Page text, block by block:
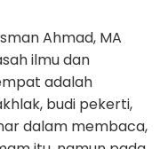
Ahmad, MA
ilmu dan
adalah
budi pekerti,
dalam membaca,